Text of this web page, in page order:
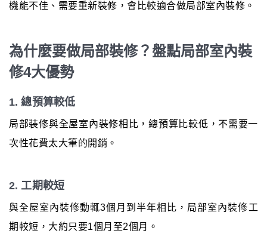
機能不佳、需要重新裝修，會比較適合做局部室內裝修。
為什麼要做局部裝修？盤點局部室內裝
修4大優勢
1. 總預算較低
局部裝修與全屋室內裝修相比，總預算比較低，不需要一
次性花費太大筆的開銷。
2. 工期較短
與全屋室內裝修動輒3個月到半年相比，局部室內裝修工
期較短，大約只要1個月至2個月。